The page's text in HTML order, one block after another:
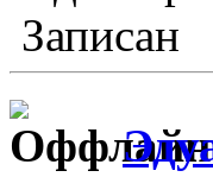
Записан